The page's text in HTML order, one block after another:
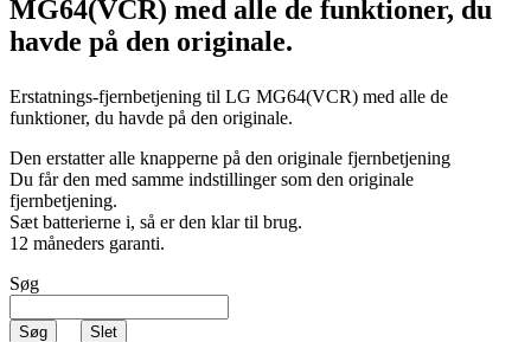
MG64(VCR) med alle de funktioner, du
havde på den originale.
Erstatnings-fjernbetjening til LG MG64(VCR) med alle de
funktioner, du havde på den originale.
Den erstatter alle knapperne på den originale fjernbetjening
Du får den med samme indstillinger som den originale
fjernbetjening.
Sæt batterierne i, så er den klar til brug.
12 måneders garanti.
Søg